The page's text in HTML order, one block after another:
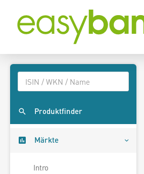
Produktfinder
Märkte
Intro